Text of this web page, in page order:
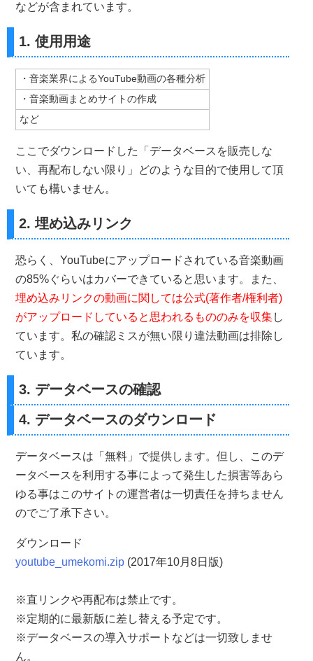
などが含まれています。
1. 使用用途
・音楽業界によるYouTube動画の各種分析
・音楽動画まとめサイトの作成
など
ここでダウンロードした「データベースを販売しな
い、再配布しない限り」どのような目的で使用して頂
いても構いません。
2. 埋め込みリンク
恐らく、YouTubeにアップロードされている音楽動画
の85%ぐらいはカバーできていると思います。また、
埋め込みリンクの動画に関しては公式(著作者/権利者)
がアップロードしていると思われるもののみを収集し
ています。私の確認ミスが無い限り違法動画は排除し
ています。
3. データベースの確認
4. データベースのダウンロード
データベースは「無料」で提供します。但し、このデ
ータベースを利用する事によって発生した損害等あら
ゆる事はこのサイトの運営者は一切責任を持ちません
のでご了承下さい。
ダウンロード
youtube_umekomi.zip (2017年10月8日版)
※直リンクや再配布は禁止です。
※定期的に最新版に差し替える予定です。
※データベースの導入サポートなどは一切致しませ
ん。